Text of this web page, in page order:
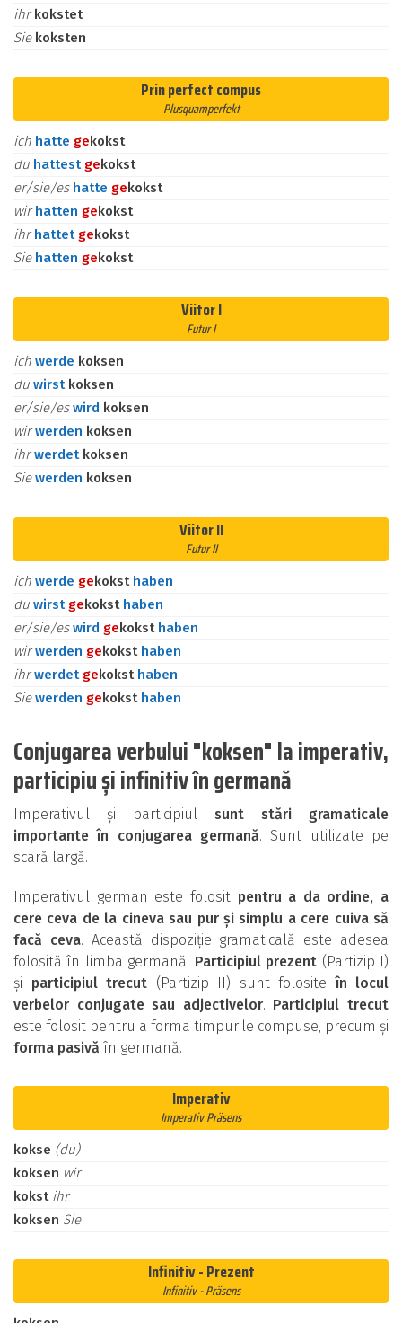
ihrkokstet
Sie koksten
Prin perfect compus
Plusquamperfekt
ich hatte gekokst
du hattest gekokst
er/sie/es hatte gekokst
wirhatten gekokst
ihrhattet gekokst
Sie hatten gekokst
Viitor I
Futur I
ich werde koksen
du wirst koksen
er/sie/eswird koksen
wirwerden koksen
ihrwerdet koksen
Siewerden koksen
Viitor II
Futur II
ich werde gekokst haben
du wirst gekokst haben
er/sie/eswird gekokst haben
wirwerden gekokst haben
ihrwerdet gekokst haben
Siewerden gekokst haben
Conjugarea verbului "koksen" la imperativ,
participiu și infinitiv în germană
Imperativul și participiul sunt stări gramaticale
importante în conjugarea germană. Sunt utilizate pe
scară largă.
Imperativul german este folosit pentru a da ordine, a
cere ceva de la cineva sau pur și simplu a cere cuiva să
facă ceva. Această dispoziție gramaticală este adesea
folosită în limba germană. Participiul prezent (Partizip I)
și participiul trecut (Partizip II) sunt folositeîn locul
verbelor conjugate sau adjectivelor. Participiul trecut
este folosit pentru a forma timpurile compuse, precum și
forma pasivă în germană.
Imperativ
Imperativ Präsens
kokse (du)
koksen wir
kokst ihr
koksen Sie
Infinitiv - Prezent
Infinitiv - Präsens